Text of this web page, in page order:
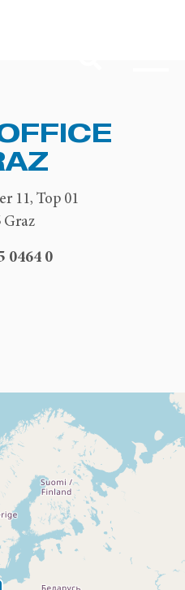
11, Top 01
Graz
0464 0